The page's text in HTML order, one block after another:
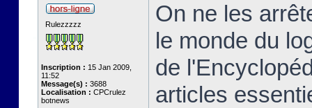
Rulezzzzz
Inscription : 15 Jan 2009,
11:52
Message(s) : 3688
Localisation : CPCrulez
botnews
On ne les
le monde du
de
articles